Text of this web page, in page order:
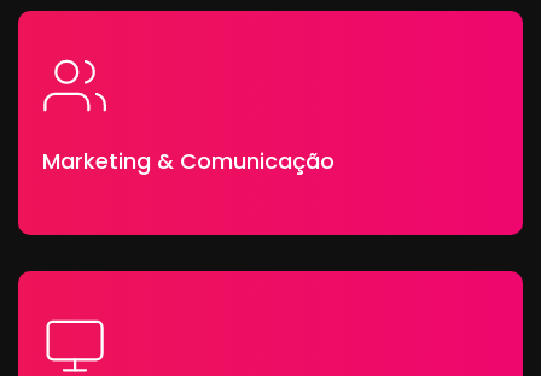
Marketing & Comunicação